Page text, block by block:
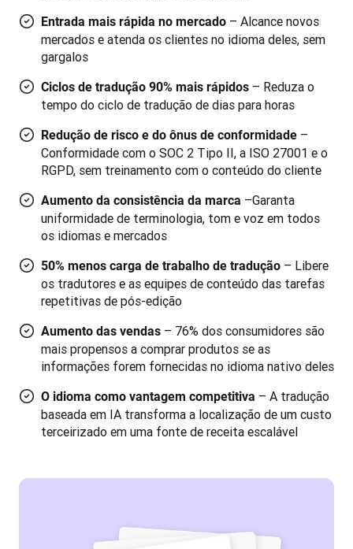
Entrada mais rápida no mercado – Alcance novos
mercados e atenda os clientes no idioma deles, sem
gargalos
Ciclos de tradução 90% mais rápidos – Reduza o
tempo do ciclo de tradução de dias para horas
Redução de risco e do ônus de conformidade –
Conformidade com o SOC 2 Tipo II, a ISO 27001 e o
RGPD, sem treinamento com o conteúdo do cliente
Aumento da consistência da marca –Garanta
uniformidade de terminologia, tom e voz em todos
os idiomas e mercados
50% menos carga de trabalho de tradução – Libere
os tradutores e as equipes de conteúdo das tarefas
repetitivas de pós-edição
Aumento das vendas – 76% dos consumidores são
mais propensos a comprar produtos se as
informações forem fornecidas no idioma nativo deles
O idioma como vantagem competitiva – A tradução
baseada em IA transforma a localização de um custo
terceirizado em uma fonte de receita escalável